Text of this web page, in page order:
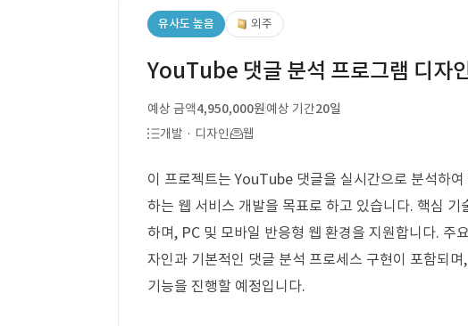
유사도 높음 외주
YouTube 댓글 분석 프로그램 디자
예상 금액4,950,000원예상 기간20일
개발 · 디자인
웹
이 프로젝트는 YouTube 댓글을 실시간으로 분석하
하는 웹 서비스 개발을 목표로 하고 있습니다. 핵심
하며, PC 및 모바일 반응형 웹 환경을 지원합니다. 주
자인과 기본적인 댓글 분석 프로세스 구현이 포함되
기능을 진행할 예정입니다.